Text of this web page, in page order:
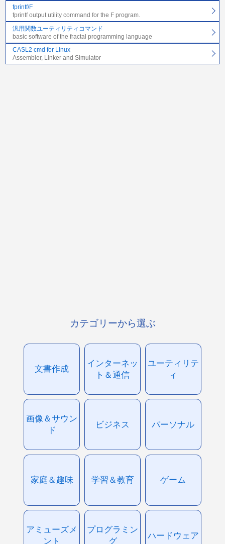
fprintf/F
fprintf output utility command for the F program.
汎用関数ユーティリティコマンド
basic software of the fractal programming language
CASL2 cmd for Linux
Assembler, Linker and Simulator
カテゴリーから選ぶ
文書作成
インターネッ
ト＆通信
ユーティリテ
ィ
画像＆サウン
ド
ビジネス パーソナル
家庭＆趣味 学習＆教育 ゲーム
アミューズメ
ント
プログラミン
グ
ハードウェア